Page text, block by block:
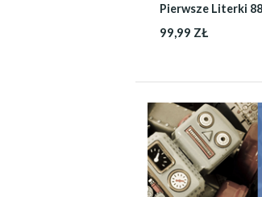
Pierwsze Literki
99,99 ZŁ